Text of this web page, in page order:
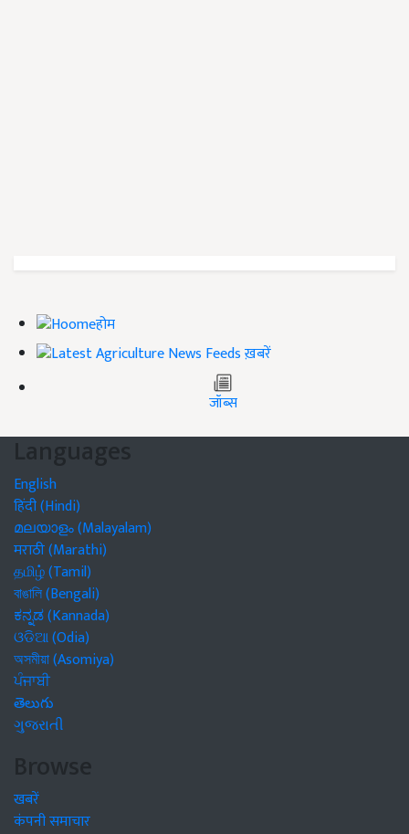
होम
ख़बरें
जॉब्स
Languages
English
हिंदी (Hindi)
മലയാളം (Malayalam)
मराठी (Marathi)
தமிழ் (Tamil)
বাঙালি (Bengali)
ಕನ್ನಡ (Kannada)
ଓଡିଆ (Odia)
অসমীয়া (Asomiya)
ਪੰਜਾਬੀ
తెలుగు
ગુજરાતી
Browse
खबरें
कंपनी समाचार